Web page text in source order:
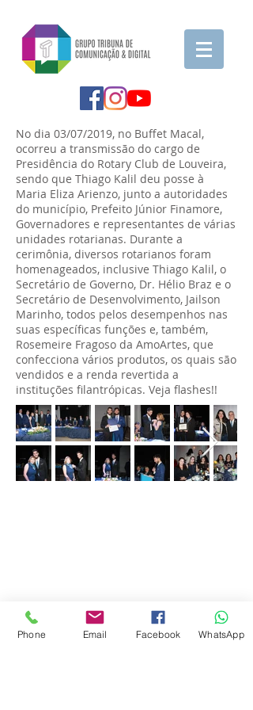
No dia 03/07/2019, no Buffet Macal,
ocorreu a transmissão do cargo de
Presidência do Rotary Club de Louveira,
sendo que Thiago Kalil deu posse à
Maria Eliza Arienzo, junto a autoridades
do município, Prefeito Júnior Finamore,
Governadores e representantes de várias
unidades rotarianas. Durante a
cerimônia, diversos rotarianos foram
homenageados, inclusive Thiago Kalil, o
Secretário de Governo, Dr. Hélio Braz e o
Secretário de Desenvolvimento, Jailson
Marinho, todos pelos desempenhos nas
suas específicas funções e, também,
Rosemeire Fragoso da AmoArtes, que
confecciona vários produtos, os quais são
vendidos e a renda revertida a
instituções filantrópicas. Veja flashes!!
Phone Email Facebook WhatsApp